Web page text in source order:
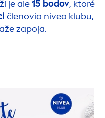
je ale15 bodov, ktoré
členovia nivea klubu,
zapoja.